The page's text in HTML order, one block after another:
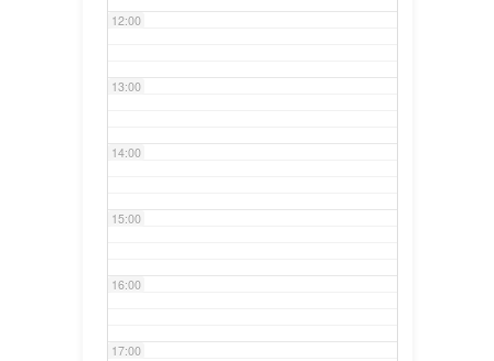
12:00
13:00
14:00
15:00
16:00
17:00